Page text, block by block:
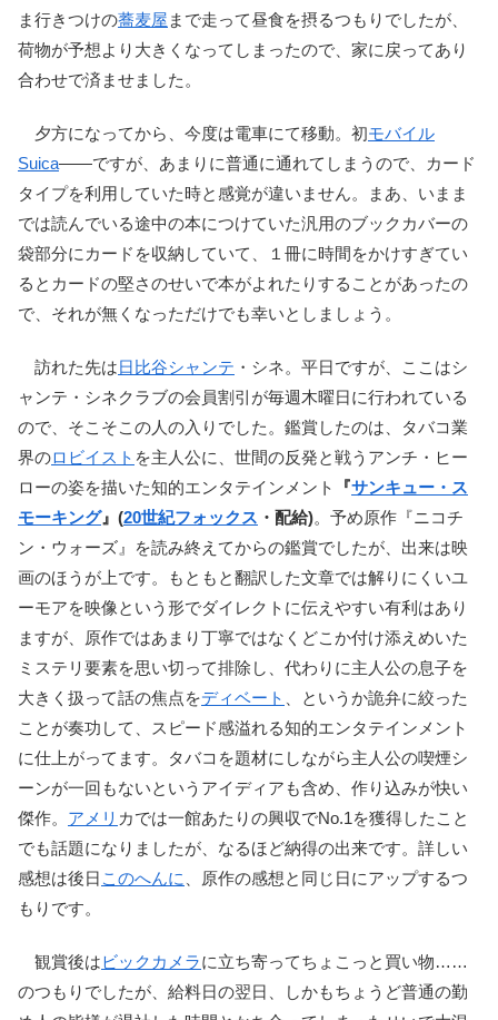
ま行きつけの蕎麦屋 まで走って昼食を摂るつもりでしたが、
荷物が予想より大きくなってしまったので、家に戻ってあり
合わせで済ませました。
夕方になってから、今度は電車にて移動。初モバイル
Suica――ですが、あまりに普通に通れてしまうので、カード
タイプを利用していた時と感覚が違いません。まあ、いまま
では読んでいる途中の本につけていた汎用のブックカバーの
袋部分にカードを収納していて、１冊に時間をかけすぎてい
るとカードの堅さのせいで本がよれたりすることがあったの
で、それが無くなっただけでも幸いとしましょう。
訪れた先は日比谷シャンテ ・シネ。平日ですが、ここはシ
ャンテ・シネクラブの会員割引が毎週木曜日に行われている
ので、そこそこの人の入りでした。鑑賞したのは、タバコ業
界のロビイスト を主人公に、世間の反発と戦うアンチ・ヒー
ローの姿を描いた知的エンタテインメント
『サンキュー・ス
モーキング』(20世紀フォックス ・配給)。予め原作『ニコチ
ン・ウォーズ』を読み終えてからの鑑賞でしたが、出来は映
画のほうが上です。もともと翻訳した文章では解りにくいユ
ーモアを映像という形でダイレクトに伝えやすい有利はあり
ますが、原作ではあまり丁寧ではなくどこか付け添えめいた
ミステリ要素を思い切って排除し、代わりに主人公の息子を
大きく扱って話の焦点をディベート
、というか詭弁に絞った
ことが奏功して、スピード感溢れる知的エンタテインメント
に仕上がってます。タバコを題材にしながら主人公の喫煙シ
ーンが一回もないというアイディアも含め、作り込みが快い
傑作。 アメリ カでは一館あたりの興収でNo.1を獲得したこと
でも話題になりましたが、なるほど納得の出来です。詳しい
感想は後日 このへんに
、原作の感想と同じ日にアップするつ
もりです。
観賞後はビックカメラに立ち寄ってちょこっと買い物……
のつもりでしたが、給料日の翌日、しかもちょうど普通の勤